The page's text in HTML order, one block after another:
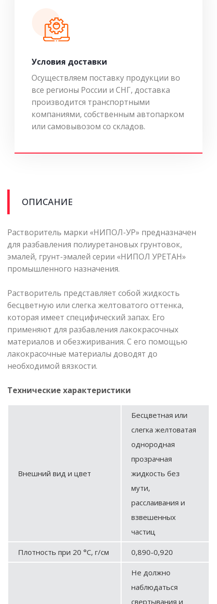
Условия доставки
Осуществляем поставку продукции во
все регионы России и СНГ, доставка
производится транспортными
компаниями, собственным автопарком
или самовывозом со складов.
ОПИСАНИЕ
Растворитель марки «НИПОЛ-УР» предназначен
для разбавления полиуретановых грунтовок,
эмалей, грунт-эмалей серии «НИПОЛ УРЕТАН»
промышленного назначения.
Растворитель представляет собой жидкость
бесцветную или слегка желтоватого оттенка,
которая имеет специфический запах. Его
применяют для разбавления лакокрасочных
материалов и обезжиривания. С его помощью
лакокрасочные материалы доводят до
необходимой вязкости.
Технические характеристики
Внешний вид и цвет
Бесцветная или
слегка желтоватая
однородная
прозрачная
жидкость без
мути,
расслаивания и
взвешенных
частиц
Плотность при 20 °С, г/см 0,890-0,920
Не должно
наблюдаться
свертывания и